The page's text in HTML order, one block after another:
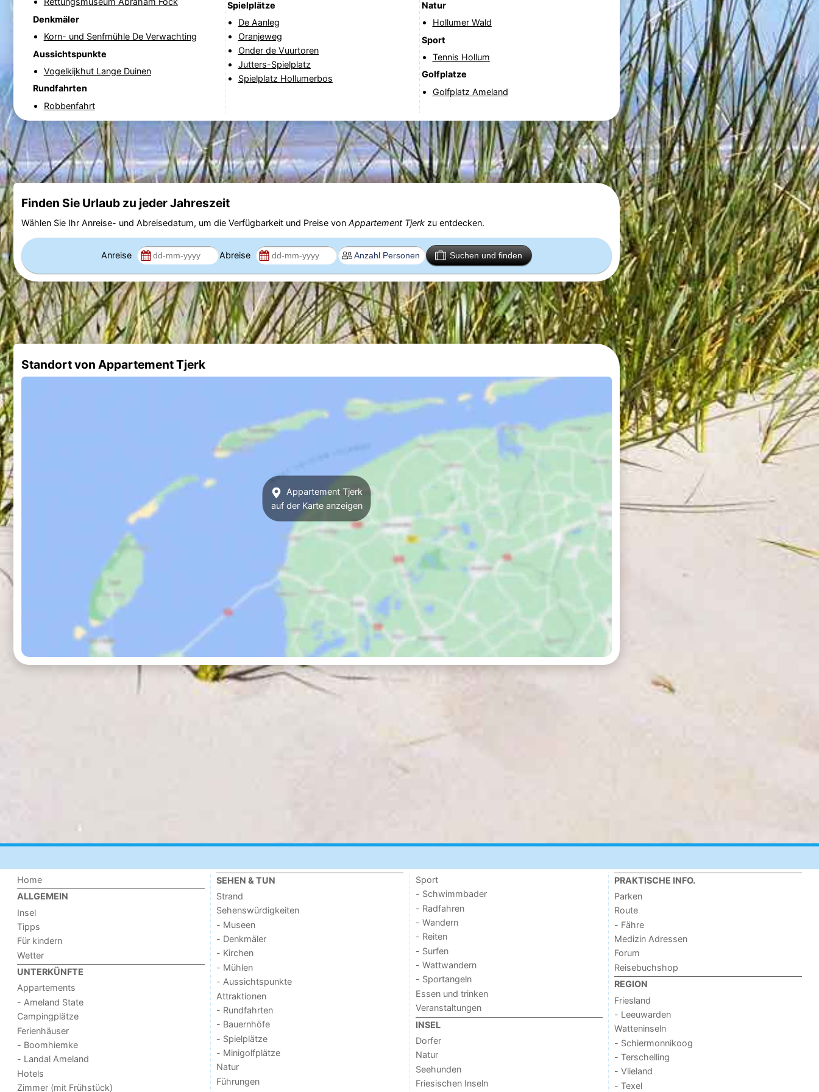
Denkmäler
Korn- und Senfmühle De Verwachting
Aussichtspunkte
Vogelkijkhut Lange Duinen
Rundfahrten
Robbenfahrt
Spielplätze
De Aanleg
Oranjeweg
Onder de Vuurtoren
Jutters-Spielplatz
Spielplatz Hollumerbos
Natur
Hollumer Wald
Sport
Tennis Hollum
Golfplatze
Golfplatz Ameland
Finden Sie Urlaub zu jeder Jahreszeit
Wählen Sie Ihr Anreise- und Abreisedatum, um die Verfügbarkeit und Preise von Appartement Tjerkzu entdecken.
Anreise Abreise Suchen und finden
Standort von Appartement Tjerk
Appartement Tjerk
auf der Karte anzeigen
Home
ALLGEMEIN
Insel
Tipps
Für kindern
Wetter
UNTERKÜNFTE
Appartements
- Ameland State
Campingplätze
Ferienhäuser
- Boomhiemke
- Landal Ameland
Hotels
Zimmer (mit Frühstück)
SEHEN & TUN
Strand
Sehenswürdigkeiten
- Museen
- Denkmäler
- Kirchen
- Mühlen
- Aussichtspunkte
Attraktionen
- Rundfahrten
- Bauernhöfe
- Spielplätze
- Minigolfplätze
Natur
Führungen
Sport
- Schwimmbader
- Radfahren
- Wandern
- Reiten
- Surfen
- Wattwandern
- Sportangeln
Essen und trinken
Veranstaltungen
INSEL
Dorfer
Natur
Seehunden
Friesischen Inseln
PRAKTISCHE INFO.
Parken
Route
- Fähre
Medizin Adressen
Forum
Reisebuchshop
REGION
Friesland
- Leeuwarden
Watteninseln
- Schiermonnikoog
- Terschelling
- Vlieland
- Texel